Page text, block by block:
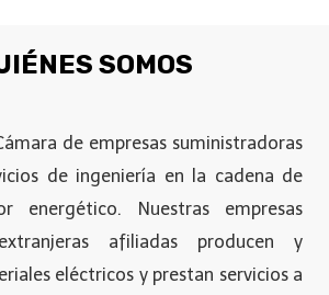
SOMOS
de empresas suministradoras
de ingeniería en la cadena de
energético. Nuestras empresas
afiliadas producen y
eléctricos y prestan servicios a